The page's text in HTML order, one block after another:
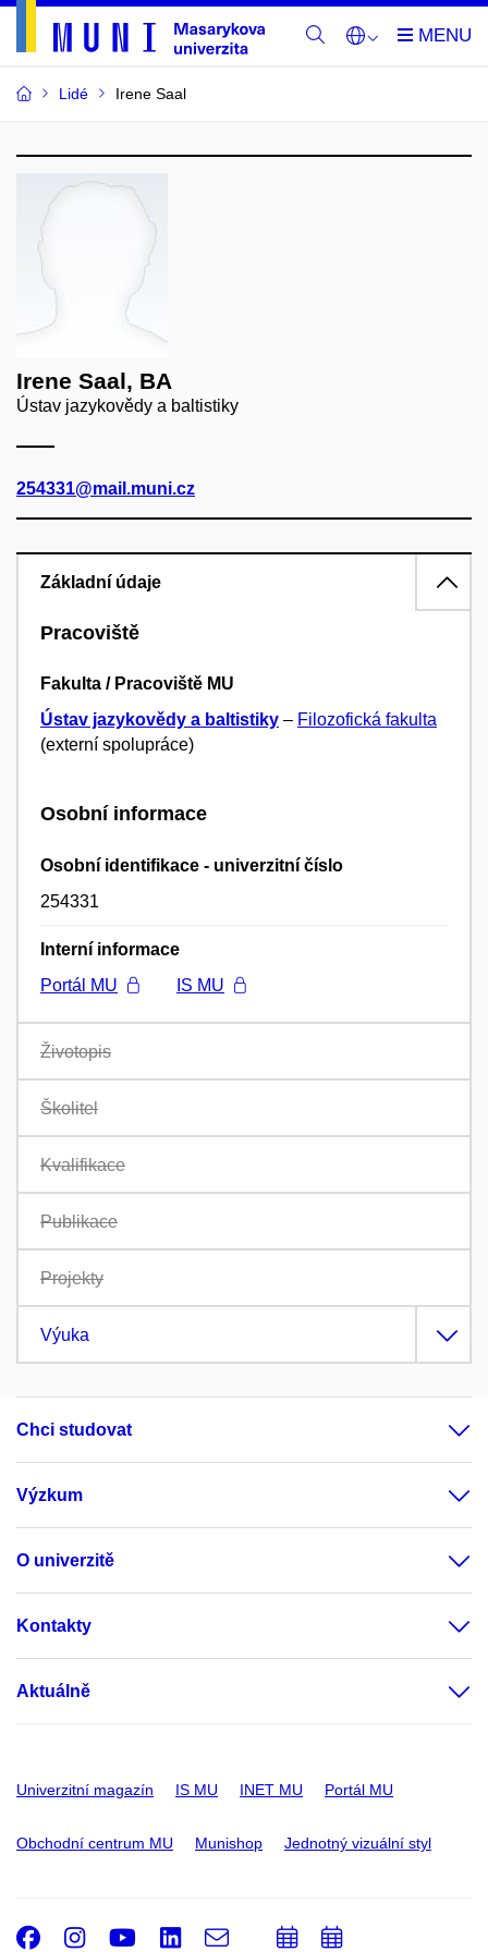
Lidé Irene Saal
Irene Saal, BA
Ústav jazykovědy a baltistiky
254331@mail.muni.cz
Základní údaje
Pracoviště
Fakulta / Pracoviště MU
Ústav jazykovědy a baltistiky – Filozofická fakulta
(externí spolupráce)
Osobní informace
Osobní identifikace - univerzitní číslo
254331
Interní informace
Portál MU
IS MU
Životopis
Školitel
Kvalifikace
Publikace
Projekty
Výuka
Chci studovat
Výzkum
O univerzitě
Kontakty
Aktuálně
Univerzitní magazín IS MU INET MU Portál MU
Obchodní centrum MU Munishop Jednotný vizuální styl
Facebook
Instagram
Youtube
LinkedIn
e-
PřidatPřidat